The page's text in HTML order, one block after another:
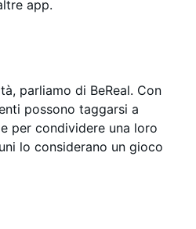
app.
parliamo di BeReal. Con
possono taggarsi a
per condividere una loro
lo considerano un gioco